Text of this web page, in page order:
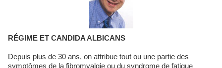
RÉGIME ET CANDIDA ALBICANS
Depuis plus de 30 ans, on attribue tout ou une partie des
symptômes de la fibromyalgie ou du syndrome de fatigue